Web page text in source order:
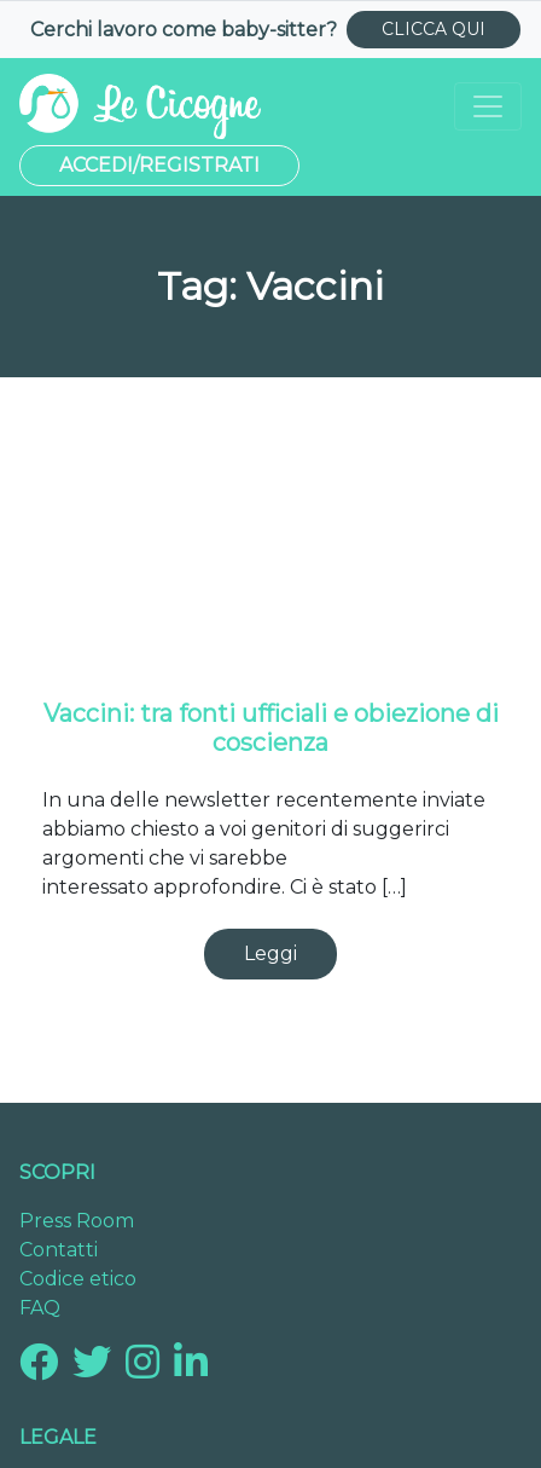
Cerchi lavoro come baby-sitter? CLICCA QUI
ACCEDI/REGISTRATI
Tag: Vaccini
Vaccini: tra fonti ufficiali e obiezione di
coscienza
In una delle newsletter recentemente inviate
abbiamo chiesto a voi genitori di suggerirci
argomenti che vi sarebbe
interessato approfondire. Ci è stato […]
Leggi
SCOPRI
Press Room
Contatti
Codice etico
FAQ
LEGALE